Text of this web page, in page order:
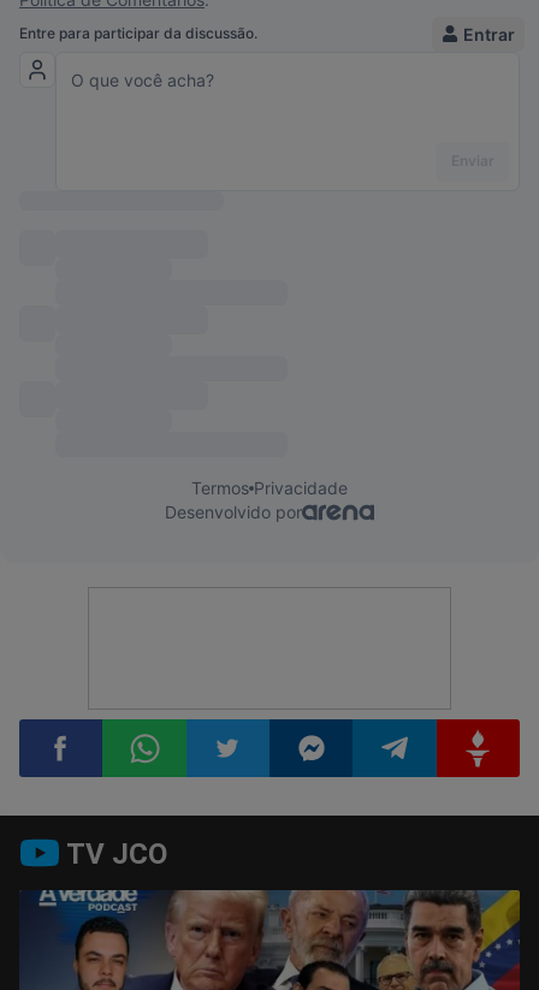
Compartilhar
no
Facebook
no
Whatsapp
no
Twitter
no
Messenger
no
Telegram
no
Gettr
TV JCO